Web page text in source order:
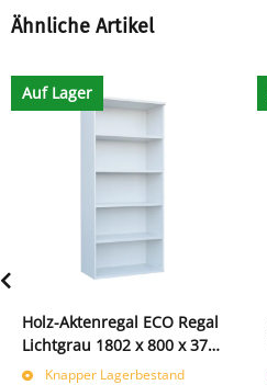
Ähnliche Artikel
Auf Lager
Holz-Aktenregal ECO Regal
Lichtgrau 1802 x 800 x 375
mm 4 Fachböden 391310
Knapper Lagerbestand